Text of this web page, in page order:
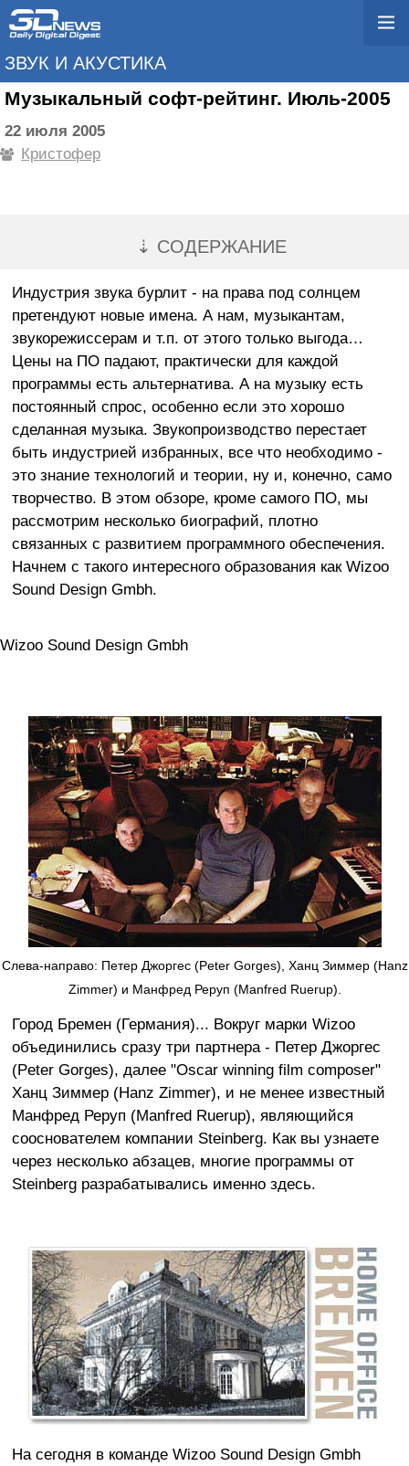
ЗВУК И АКУСТИКА
Музыкальный софт-рейтинг. Июль-2005
22 июля 2005
Кристофер
⇣ СОДЕРЖАНИЕ
Индустрия звука бурлит - на права под солнцем
претендуют новые имена. А нам, музыкантам,
звукорежиссерам и т.п. от этого только выгода…
Цены на ПО падают, практически для каждой
программы есть альтернатива. А на музыку есть
постоянный спрос, особенно если это хорошо
сделанная музыка. Звукопроизводство перестает
быть индустрией избранных, все что необходимо -
это знание технологий и теории, ну и, конечно, само
творчество. В этом обзоре, кроме самого ПО, мы
рассмотрим несколько биографий, плотно
связанных с развитием программного обеспечения.
Начнем с такого интересного образования как Wizoo
Sound Design Gmbh.
Wizoo Sound Design Gmbh
Слева-направо: Петер Джоргес (Peter Gorges), Ханц Зиммер (Hanz
Zimmer) и Манфред Реруп (Manfred Ruerup).
Город Бремен (Германия)... Вокруг марки Wizoo
объединились сразу три партнера - Петер Джоргес
(Peter Gorges), далее "Oscar winning film composer"
Ханц Зиммер (Hanz Zimmer), и не менее известный
Манфред Реруп (Manfred Ruerup), являющийся
сооснователем компании Steinberg. Как вы узнаете
через несколько абзацев, многие программы от
Steinberg разрабатывались именно здесь.
На сегодня в команде Wizoo Sound Design Gmbh